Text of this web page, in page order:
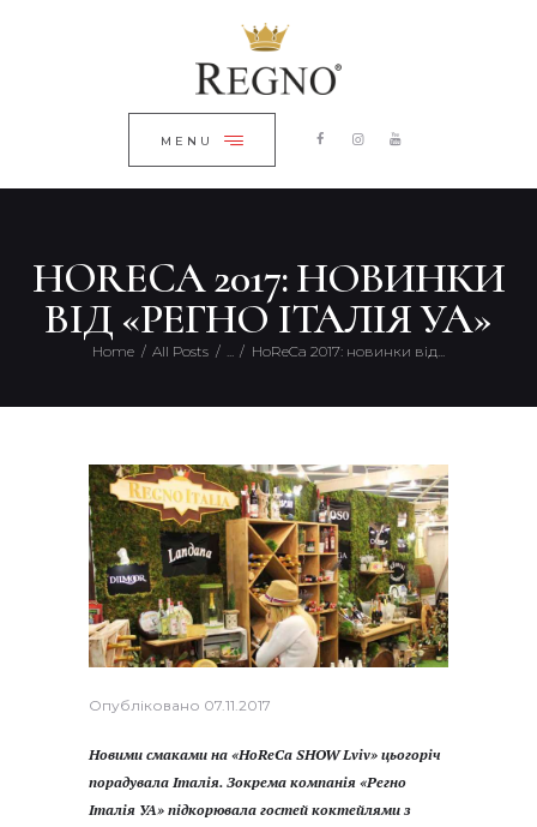
MENU
HORECA 2017: НОВИНКИ
ВІД «РЕГНО ІТАЛІЯ УА»
Home All Posts ... HoReCa 2017: новинки від...
ПРО КОМПАНІЮ
UKRAINIAN
Опубліковано 07.11.2017
Новими смаками на «HoReCa SHOW Lviv» цьогоріч
порадувала Італія. Зокрема компанія «Регно
Італія УА» підкорювала гостей коктейлями з